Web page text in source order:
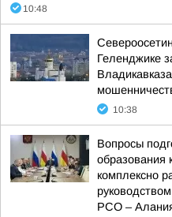
10:48
Геленджике
10:38
Вопросы
образования
комплексно
РСО –